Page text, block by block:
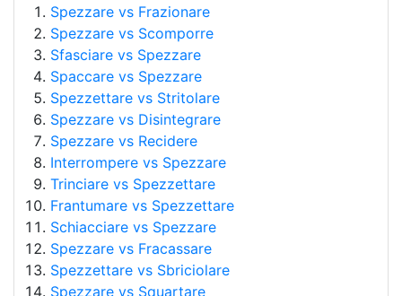
Spezzare vs Frazionare
Spezzare vs Scomporre
Sfasciare vs Spezzare
Spaccare vs Spezzare
Spezzettare vs Stritolare
Spezzare vs Disintegrare
Spezzare vs Recidere
Interrompere vs Spezzare
Trinciare vs Spezzettare
Frantumare vs Spezzettare
Schiacciare vs Spezzare
Spezzare vs Fracassare
Spezzettare vs Sbriciolare
Spezzare vs Squartare